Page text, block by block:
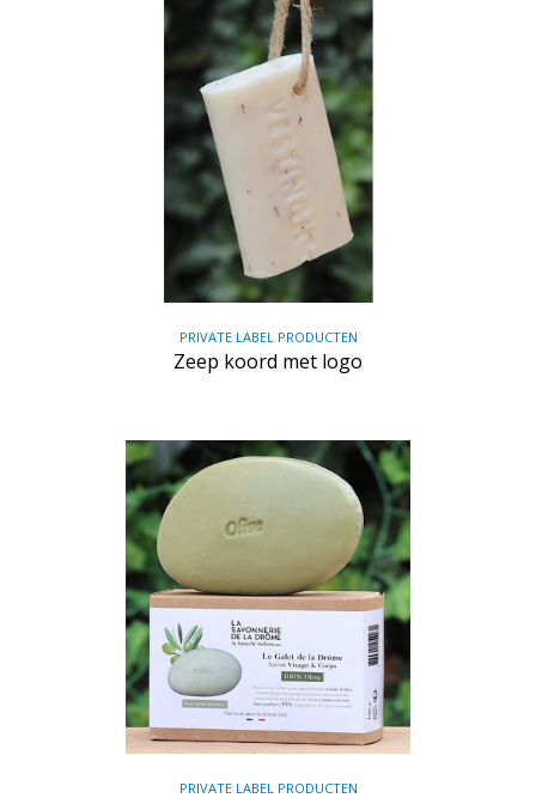
PRIVATE LABEL PRODUCTEN
Zeep koord met logo
PRIVATE LABEL PRODUCTEN